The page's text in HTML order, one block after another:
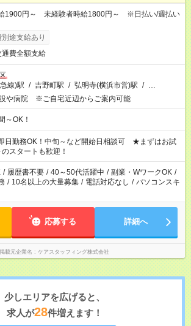
1900円～ 未経験者時給1800円～ ※日払い/週払い
途支給あり
通費全額支給
線)駅 / 吉野町駅 / 弘明寺(横浜市営)駅 / …
や病院 ※ご自宅近辺からご案内可能
～OK！
即日勤務OK！中旬～など開始日相談可 ★まずはお試
スタートも歓迎！
/ 履歴書不要 / 40～50代活躍中 / 副業・WワークOK /
/ 10名以上の大量募集 / 電話対応なし / パソコンスキ
応募する 詳細へ
掲載元企業名 ケアスタッフィング株式会社
少しエリアを広げると、
求人が28件増えます！